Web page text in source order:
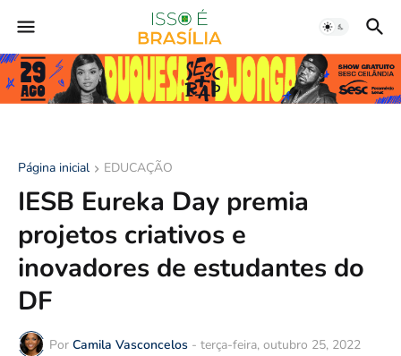
Página inicial EDUCAÇÃO
IESB Eureka Day premia
projetos criativos e
inovadores de estudantes do
DF
Por Camila Vasconcelos - terça-feira, outubro 25, 2022